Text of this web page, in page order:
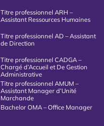
Titre professionnel ARH –
Assistant Ressources Humaines
Titre professionnel AD – Assistant
de Direction
Titre professionnel CADGA –
Chargé d’Accueil et De Gestion
Administrative
Titre professionnel AMUM –
Assistant Manager d’Unité
Marchande
Bachelor OMA – Office Manager